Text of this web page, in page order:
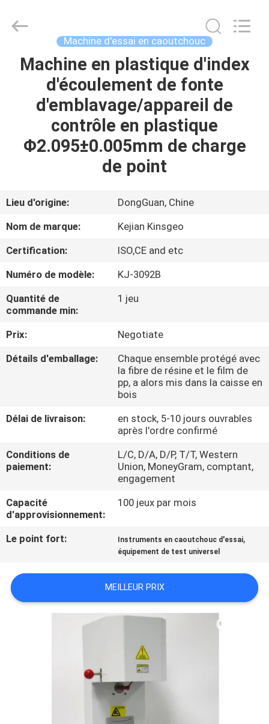
MAISON
PRODUITS
DE
NOUS
VISITE
D'USINE
CONTRÔLE
DE
QUALITÉ
NOUS
DEMANDEZ
CITATION
PLAN
SITE
PRIVACY
INSTRUMENT
CO.,LTD.
Reserved.
Machine d'essai en caoutchouc
Machine en plastique d'index
d'écoulement de fonte
d'emblavage/appareil de
contrôle en plastique
Φ2.095±0.005mm de charge
de point
Lieu d'origine:
DongGuan, Chine
Nom de marque:
Kejian Kinsgeo
Certification:
ISO,CE and etc
Numéro de modèle:
KJ-3092B
Quantité de
commande min:
1 jeu
Prix:
Negotiate
Détails d'emballage:
Chaque ensemble protégé avec
la fibre de résine et le film de
pp, a alors mis dans la caisse en
bois
Délai de livraison:
en stock, 5-10 jours ouvrables
après l'ordre confirmé
Conditions de
paiement:
L/C, D/A, D/P, T/T, Western
Union, MoneyGram, comptant,
engagement
Capacité
d'approvisionnement:
100 jeux par mois
Le point fort: Instruments en caoutchouc d'essai,
équipement de test universel
MEILLEUR PRIX